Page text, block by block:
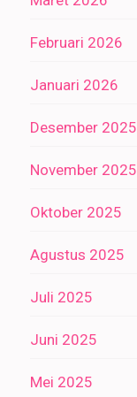
Februari 2026
Januari 2026
Desember 2025
November 2025
Oktober 2025
Agustus 2025
Juli 2025
Juni 2025
Mei 2025